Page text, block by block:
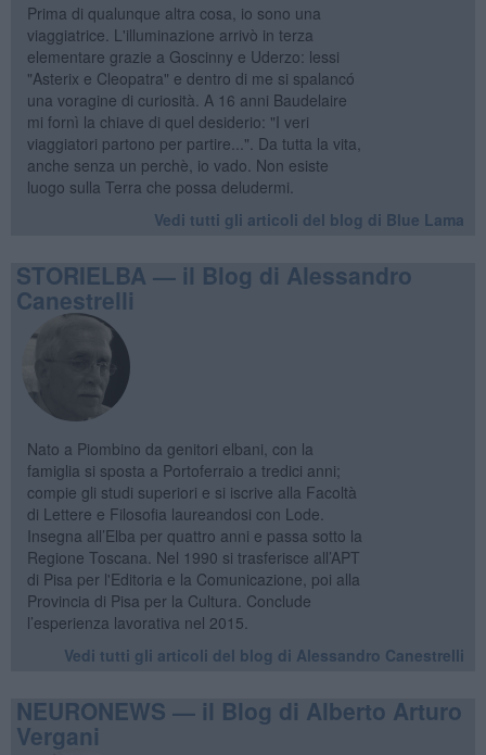
Prima di qualunque altra cosa, io sono una
viaggiatrice. L'illuminazione arrivò in terza
elementare grazie a Goscinny e Uderzo: lessi
"Asterix e Cleopatra" e dentro di me si spalancó
una voragine di curiosità. A 16 anni Baudelaire
mi fornì la chiave di quel desiderio: "I veri
viaggiatori partono per partire...". Da tutta la vita,
anche senza un perchè, io vado. Non esiste
luogo sulla Terra che possa deludermi.
Vedi tutti gli articoli del blog di Blue Lama
STORIELBA — il Blog di Alessandro
Canestrelli
Nato a Piombino da genitori elbani, con la
famiglia si sposta a Portoferraio a tredici anni;
compie gli studi superiori e si iscrive alla Facoltà
di Lettere e Filosofia laureandosi con Lode.
Insegna all’Elba per quattro anni e passa sotto la
Regione Toscana. Nel 1990 si trasferisce all’APT
di Pisa per l'Editoria e la Comunicazione, poi alla
Provincia di Pisa per la Cultura. Conclude
l’esperienza lavorativa nel 2015.
Vedi tutti gli articoli del blog di Alessandro Canestrelli
NEURONEWS — il Blog di Alberto Arturo
Vergani